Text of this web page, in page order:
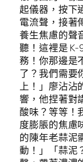
起儀器，按下
電流聲，接著
養生焦慮的聲
聽！這裡是
務！你那邊是
了？我們需要
上！」廖沾沾
響，他捏著對
酸味？等等！
度膨脹的焦慮
的陳年老蒜泥
動！」「蒜泥